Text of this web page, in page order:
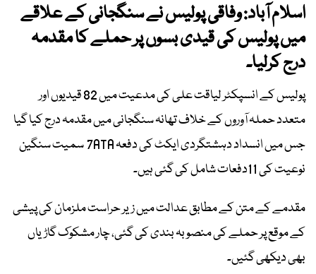
اسلام آباد: وفاقی پولیس نے سنگجانی کے علاقے
میں پولیس کی قیدی بسوں پر حملے کا مقدمہ
درج کرلیا۔
پولیس کے انسپکٹر لیاقت علی کی مدعیت میں 82 قیدیوں اور
متعدد حملہ آوروں کے خلاف تھانہ سنگجانی میں مقدمہ درج کیا گیا
جس میں انسداد دہشتگردی ایکٹ کی دفعہ 7ATA سمیت سنگین
نوعیت کی 11دفعات شامل کی گئی ہیں۔
مقدمے کے متن کے مطابق عدالت میں زیر حراست ملزمان کی پیشی
کے موقع پر حملے کی منصوبہ بندی کی گئی، چار مشکوک گاڑیاں
بھی دیکھی گئیں۔